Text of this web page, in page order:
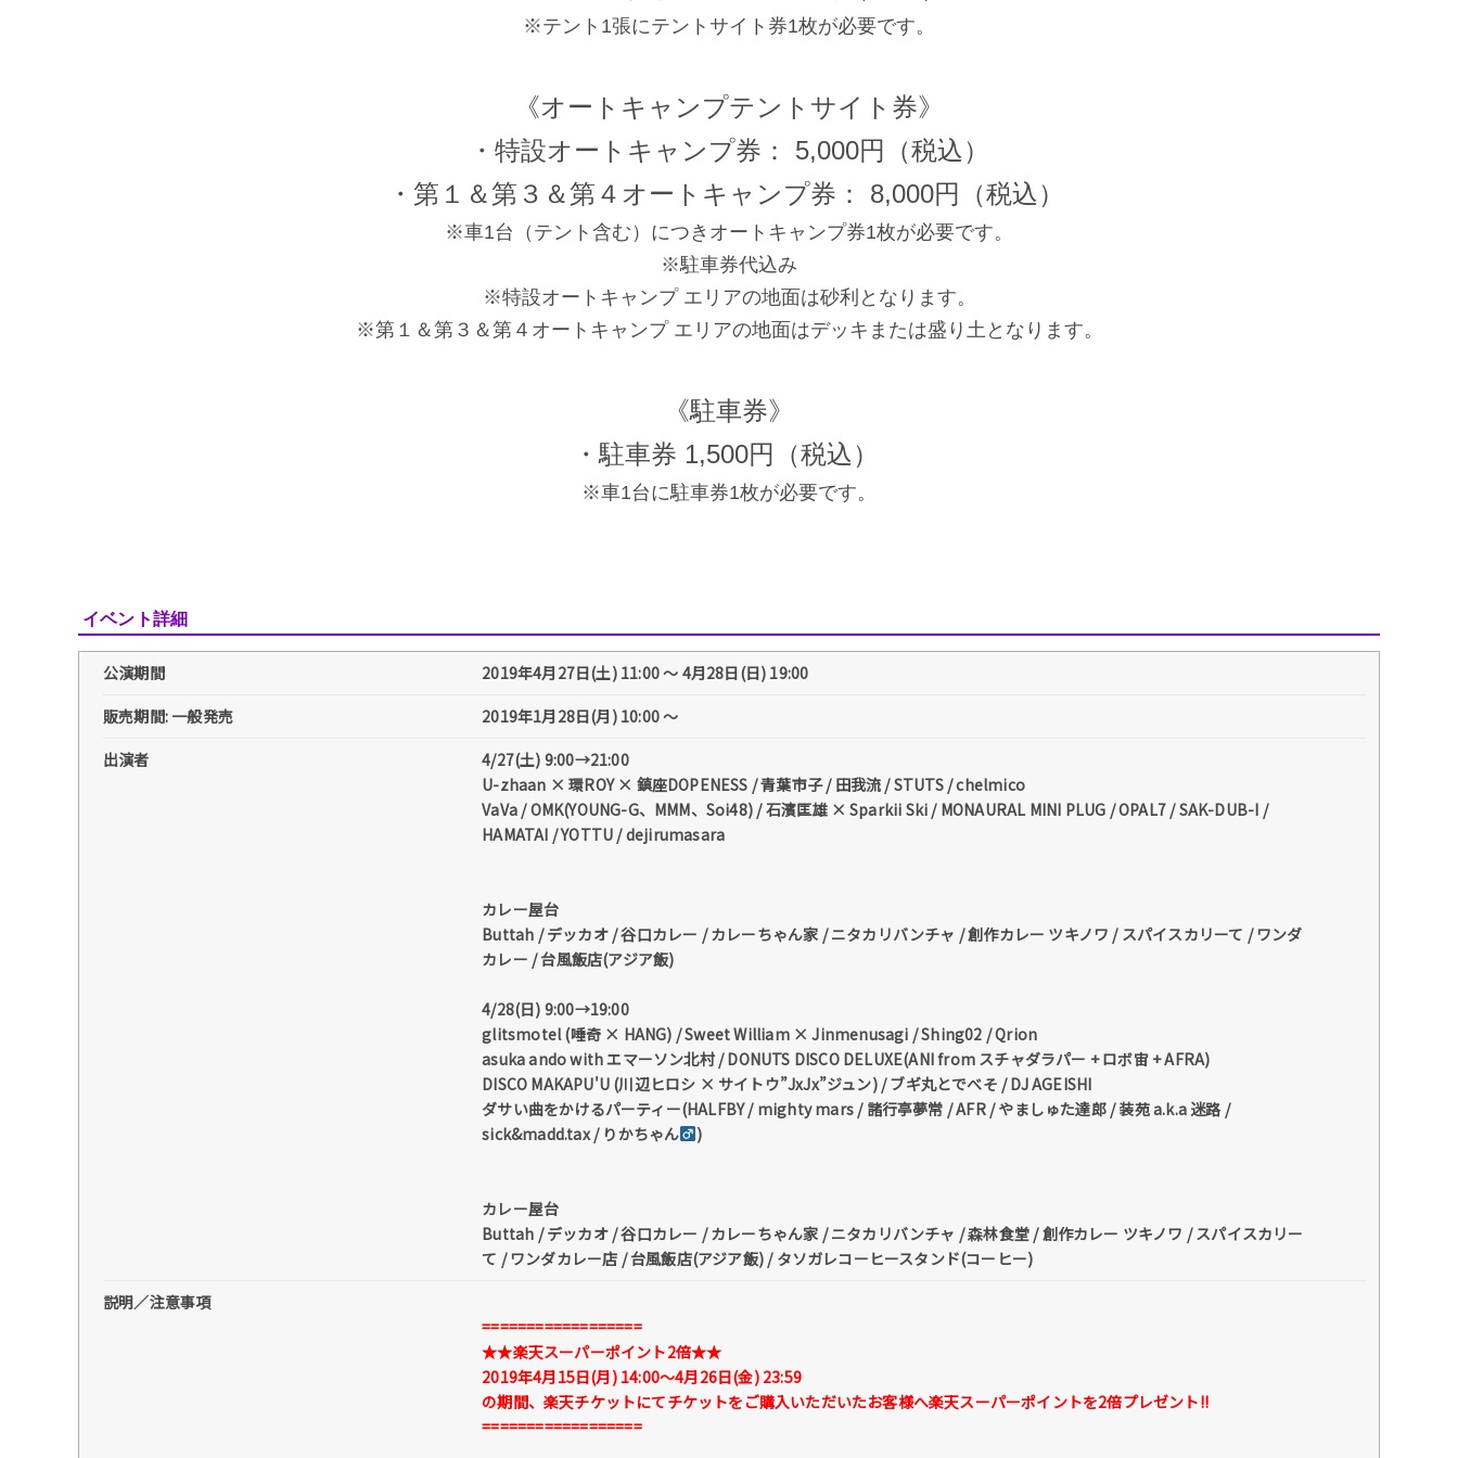
※テント1張にテントサイト券1枚が必要です。
《オートキャンプテントサイト券》
・特設オートキャンプ券： 5,000円（税込）
・第１＆第３＆第４オートキャンプ券： 8,000円（税込）
※車1台（テント含む）につきオートキャンプ券1枚が必要です。
※駐車券代込み
※特設オートキャンプ エリアの地面は砂利となります。
※第１＆第３＆第４オートキャンプ エリアの地面はデッキまたは盛り土となります。
《駐車券》
・駐車券 1,500円（税込）
※車1台に駐車券1枚が必要です。
イベント詳細
公演期間
2019年4月27日(土) 11:00 〜 4月28日(日) 19:00
販売期間: 一般発売
2019年1月28日(月) 10:00 〜
出演者
4/27(土) 9:00→21:00
U-zhaan × 環ROY × 鎮座DOPENESS / 青葉市子 / 田我流 / STUTS / chelmico
VaVa / OMK(YOUNG-G、MMM、Soi48) / 石濱匡雄 × Sparkii Ski / MONAURAL MINI PLUG / OPAL7 / SAK-DUB-I /
HAMATAI / YOTTU / dejirumasara
カレー屋台
Buttah / デッカオ / 谷口カレー / カレーちゃん家 / ニタカリバンチャ / 創作カレー ツキノワ / スパイスカリーて / ワンダ
カレー / 台風飯店(アジア飯)
4/28(日) 9:00→19:00
glitsmotel (唾奇 × HANG) / Sweet William × Jinmenusagi / Shing02 / Qrion
asuka ando with エマーソン北村 / DONUTS DISCO DELUXE(ANI from スチャダラパー + ロボ宙 + AFRA)
DISCO MAKAPU'U (川辺ヒロシ × サイトウ”JxJx”ジュン) / ブギ丸とでべそ / DJ AGEISHI
ダサい曲をかけるパーティー(HALFBY / mighty mars / 諸行亭夢常 / AFR / やましゅた達郎 / 装苑 a.k.a 迷路 /
sick&madd.tax / りかちゃん
)
カレー屋台
Buttah / デッカオ / 谷口カレー / カレーちゃん家 / ニタカリバンチャ / 森林食堂 / 創作カレー ツキノワ / スパイスカリー
て / ワンダカレー店 / 台風飯店(アジア飯) / タソガレコーヒースタンド(コーヒー)
説明／注意事項
==================
★★楽天スーパーポイント2倍★★
2019年4月15日(月) 14:00～4月26日(金) 23:59
の期間、楽天チケットにてチケットをご購入いただいたお客様へ楽天スーパーポイントを2倍プレゼント!!
==================